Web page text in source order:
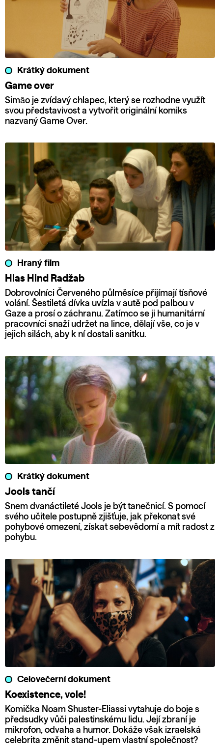
Krátký dokument
Game over
Simão je zvídavý chlapec, který se rozhodne využít
svou představivost a vytvořit originální komiks
nazvaný Game Over.
Hraný film
Hlas Hind Radžab
Dobrovolníci Červeného půlměsíce přijímají tísňové
volání. Šestiletá dívka uvízla v autě pod palbou v
Gaze a prosí o záchranu. Zatímco se ji humanitární
pracovníci snaží udržet na lince, dělají vše, co je v
jejich silách, aby k ní dostali sanitku.
Krátký dokument
Jools tančí
Snem dvanáctileté Jools je být tanečnicí. S pomocí
svého učitele postupně zjišťuje, jak překonat své
pohybové omezení, získat sebevědomí a mít radost z
pohybu.
Celovečerní dokument
Koexistence, vole!
Komička Noam Shuster-Eliassi vytahuje do boje s
předsudky vůči palestinskému lidu. Její zbraní je
mikrofon, odvaha a humor. Dokáže však izraelská
celebrita změnit stand-upem vlastní společnost?